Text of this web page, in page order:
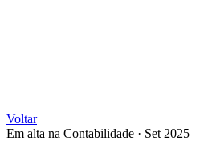
Voltar
Em alta na Contabilidade · Set 2025